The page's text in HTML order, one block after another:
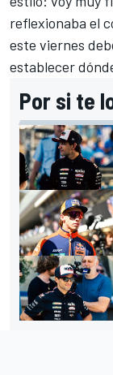
reflexionaba el
este viernes
establecer
Por si te